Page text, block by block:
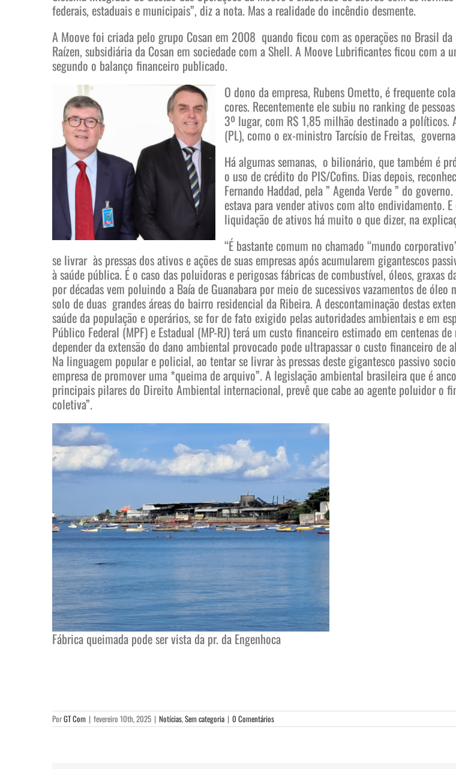
federais, estaduais e municipais”, diz a nota. Mas a realidade do incêndio desmente.
A Moove foi criada pelo grupo Cosan em 2008 quando ficou com as operações no Brasil
Raízen, subsidiária da Cosan em sociedade com a Shell. A Moove Lubrificantes ficou com
segundo o balanço financeiro publicado.
O dono da empresa, Rubens Ometto, é frequente
cores. Recentemente ele subiu no ranking de
3º lugar, com R$ 1,85 milhão destinado a políticos.
(PL), como o ex-ministro Tarcísio de Freitas,
Há algumas semanas, o bilionário, que também é
o uso de crédito do PIS/Cofins. Dias depois,
Fernando Haddad, pela ” Agenda Verde ” do
estava para vender ativos com alto endividamento.
liquidação de ativos há muito o que dizer, na
“É bastante comum no chamado “mundo
se livrar às pressas dos ativos e ações de suas empresas após acumularem gigantescos
à saúde pública. É o caso das poluidoras e perigosas fábricas de combustível, óleos, graxas
por décadas vem poluindo a Baía de Guanabara por meio de sucessivos vazamentos de
solo de duas grandes áreas do bairro residencial da Ribeira. A descontaminação destas
saúde da população e operários, se for de fato exigido pelas autoridades ambientais e em
Público Federal (MPF) e Estadual (MP-RJ) terá um custo financeiro estimado em centenas
depender da extensão do dano ambiental provocado pode ultrapassar o custo financeiro de
Na linguagem popular e policial, ao tentar se livrar às pressas deste gigantesco passivo
empresa de promover uma *queima de arquivo”. A legislação ambiental brasileira que é
principais pilares do Direito Ambiental internacional, prevê que cabe ao agente poluidor o
coletiva”.
Fábrica queimada pode ser vista da pr. da Engenhoca
PorGT Com | fevereiro 10th, 2025 | Notícias,Sem categoria | 0 Comentários